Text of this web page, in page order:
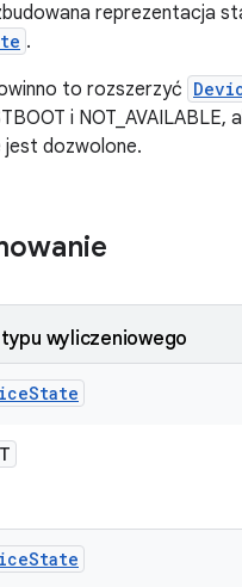
reprezentacja
.
to rozszerzyć
i NOT_AVAILABLE,
jest dozwolone.
wyliczeniowego
State
State